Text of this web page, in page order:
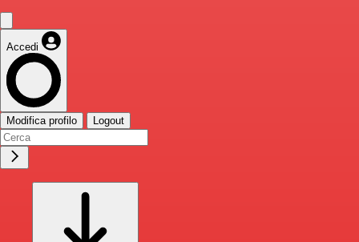
Accedi
Modifica profilo Logout